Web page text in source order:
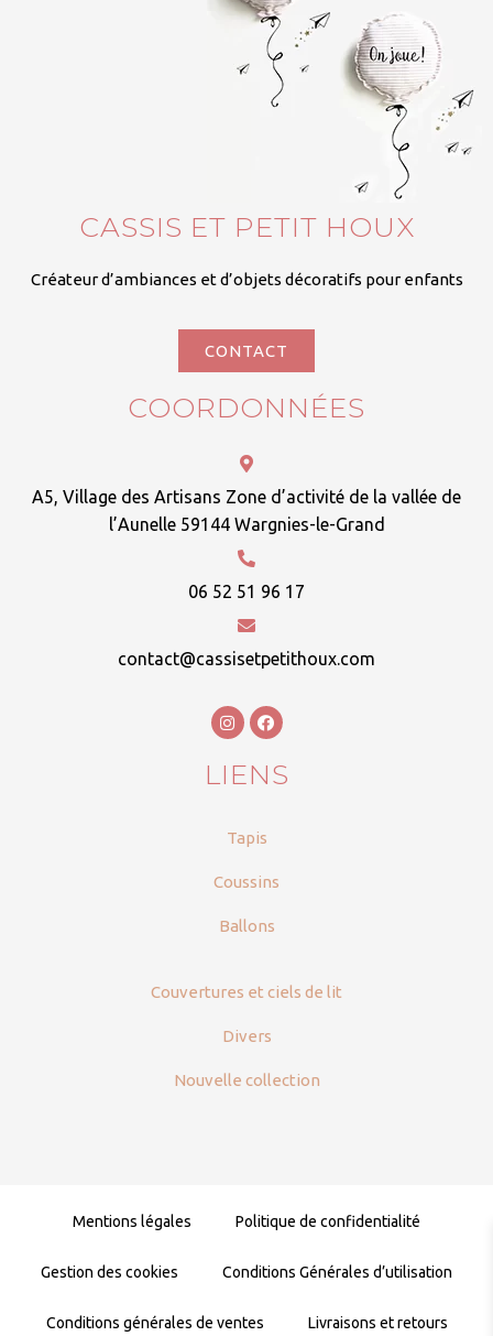
CASSIS ET PETIT HOUX
Créateur d’ambiances et d’objets décoratifs pour enfants
CONTACT
COORDONNÉES
A5, Village des Artisans Zone d’activité de la vallée de
l’Aunelle 59144 Wargnies-le-Grand
06 52 51 96 17
contact@cassisetpetithoux.com
LIENS
Tapis
Coussins
Ballons
Couvertures et ciels de lit
Divers
Nouvelle collection
Mentions légales Politique de confidentialité
Gestion des cookies Conditions Générales d’utilisation
Conditions générales de ventes Livraisons et retours